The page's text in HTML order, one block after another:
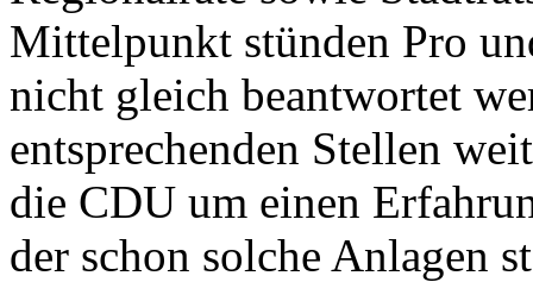
Mittelpunkt stünden Pro
nicht gleich beantwortet
entsprechenden Stellen
die CDU um einen
der schon solche Anlagen